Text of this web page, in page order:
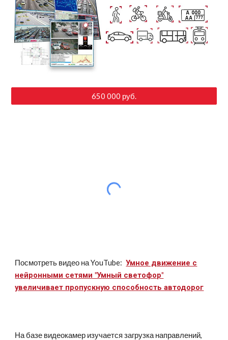
650 000 руб.
Посмотреть видео на YouTube: Умное движение с
нейронными сетями "Умный светофор"
увеличивает пропускную способность автодорог
На базе видеокамер изучается загрузка направлений,